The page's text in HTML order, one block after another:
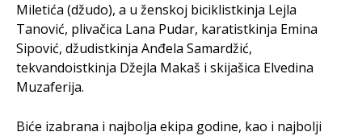
Miletića (džudo), a u ženskoj biciklistkinja Lejla
Tanović, plivačica Lana Pudar, karatistkinja Emina
Sipović, džudistkinja Anđela Samardžić,
tekvandoistkinja Džejla Makaš i skijašica Elvedina
Muzaferija.
Biće izabrana i najbolja ekipa godine, kao i najbolji